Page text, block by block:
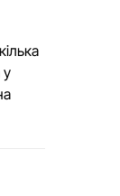
у